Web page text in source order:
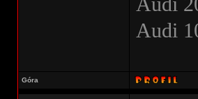
Audi
Góra